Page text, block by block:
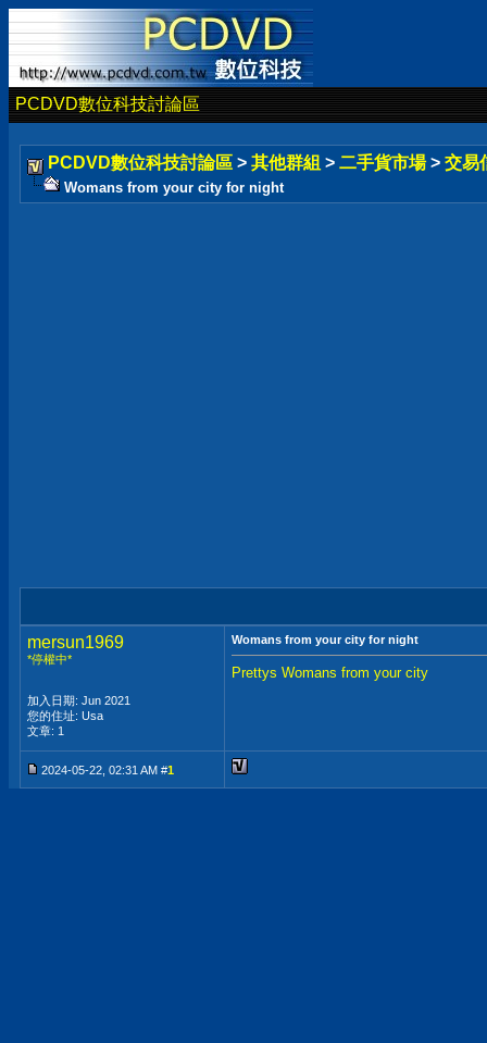
PCDVD數位科技討論區
PCDVD數位科技討論區 > 其他群組 > 二手貨市場 > 交易
Womans from your city for night
mersun1969
*停權中*
加入日期: Jun 2021
您的住址: Usa
文章: 1
Womans from your city for night
Prettys Womans from your city
2024-05-22, 02:31 AM #1